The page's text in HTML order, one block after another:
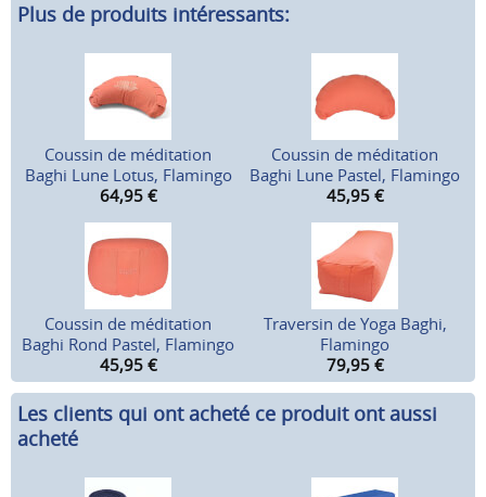
Plus de produits intéressants:
Coussin de méditation
Baghi Lune Lotus, Flamingo
64,95 €
Coussin de méditation
Baghi Lune Pastel, Flamingo
45,95 €
Coussin de méditation
Baghi Rond Pastel, Flamingo
45,95 €
Traversin de Yoga Baghi,
Flamingo
79,95 €
Les clients qui ont acheté ce produit ont aussi
acheté